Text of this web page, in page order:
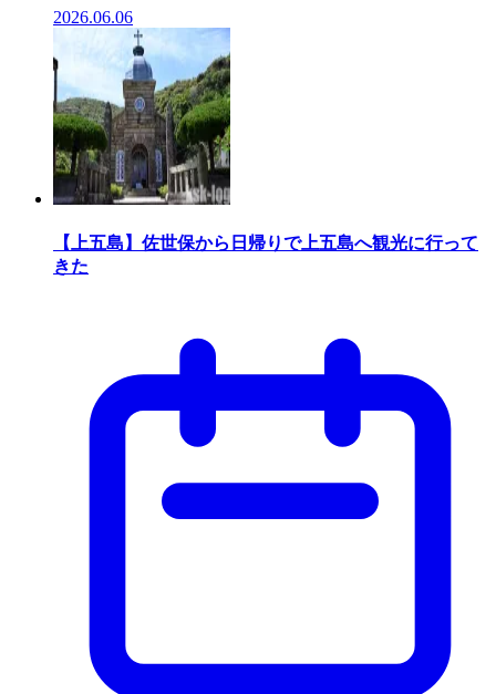
2026.06.06
【上五島】佐世保から日帰りで上五島へ観光に行って
きた